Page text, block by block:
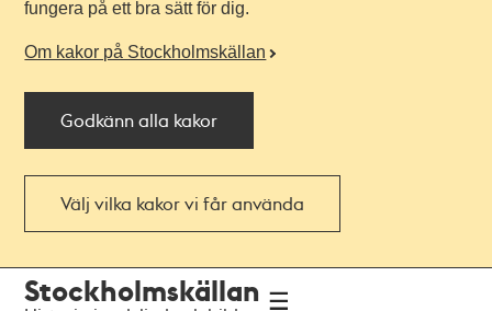
fungera på ett bra sätt för dig.
Om kakor på Stockholmskällan
Godkänn alla kakor
Välj vilka kakor vi får använda
navigationen
huvudinnehållet
Stockholmskällan